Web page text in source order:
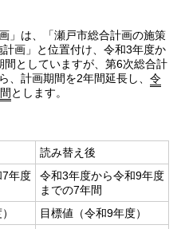
」は、「瀬戸市総合計画の施策
画」と位置付け、令和3年度か
としていますが、第6次総合計
、計画期間を2年間延長し、 令
とします。
読み替え後
7年度
令和3年度から令和9年度
までの7年間
目標値（令和9年度）